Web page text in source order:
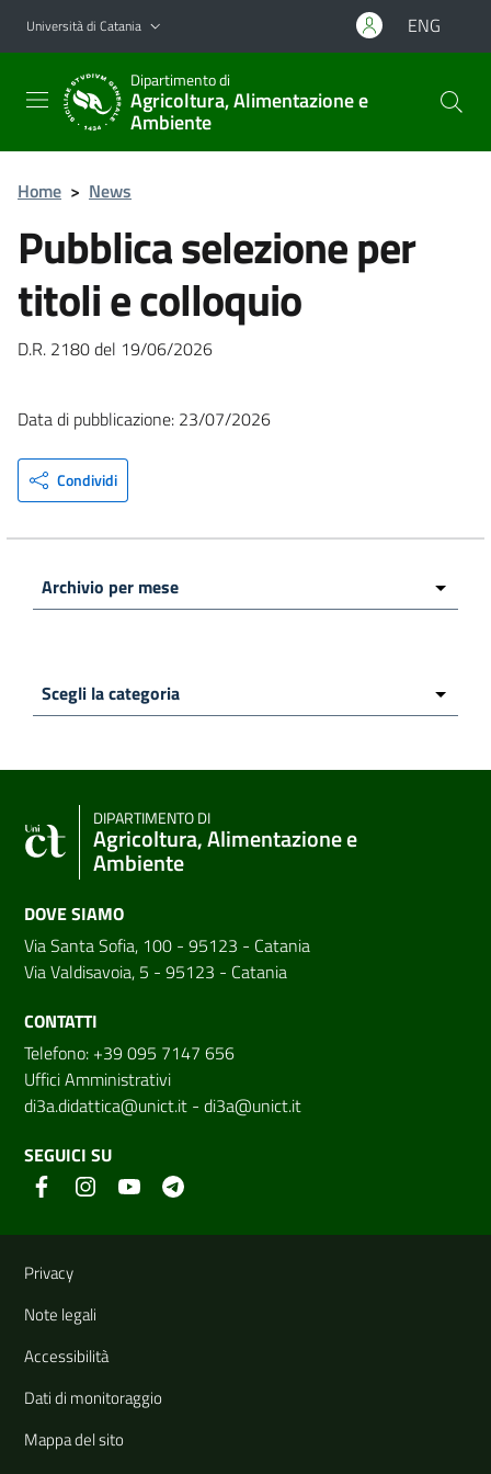
Vai al contenuto principale
Vai al menu di navigazione
Università di Catania ENG
Dipartimento di
Agricoltura, Alimentazione e
Ambiente
Home > News
Pubblica selezione per
titoli e colloquio
D.R. 2180 del 19/06/2026
Data di pubblicazione: 23/07/2026
Condividi
DIPARTIMENTO DI
Agricoltura, Alimentazione e
Ambiente
DOVE SIAMO
Via Santa Sofia, 100 - 95123 - Catania
Via Valdisavoia, 5 - 95123 - Catania
CONTATTI
Telefono: +39 095 7147 656
Uffici Amministrativi
di3a.didattica@unict.it - di3a@unict.it
SEGUICI SU
Link e informazioni utili
Privacy
Note legali
Accessibilità
Dati di monitoraggio
Mappa del sito